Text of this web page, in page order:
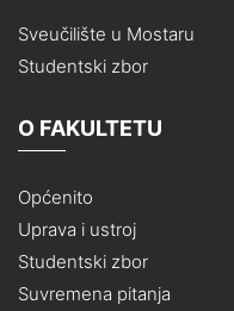
Sveučilište u Mostaru
Studentski zbor
O FAKULTETU
Općenito
Uprava i ustroj
Studentski zbor
Suvremena pitanja